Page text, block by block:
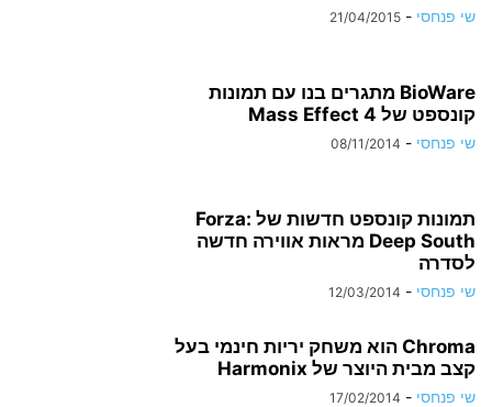
שי פנחסי -
21/04/2015
BioWare מתגרים בנו עם תמונות
קונספט של Mass Effect 4
שי פנחסי -
08/11/2014
תמונות קונספט חדשות של Forza:
Deep South מראות אווירה חדשה
לסדרה
שי פנחסי -
12/03/2014
Chroma הוא משחק יריות חינמי בעל
קצב מבית היוצר של Harmonix
שי פנחסי -
17/02/2014